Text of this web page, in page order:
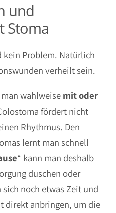
und
Stoma
kein Problem. Natürlich
verheilt sein.
wahlweise mit oder
fördert nicht
Rhythmus. Den
lernt man schnell
“ kann man deshalb
duschen oder
noch etwas Zeit und
direkt anbringen, um die